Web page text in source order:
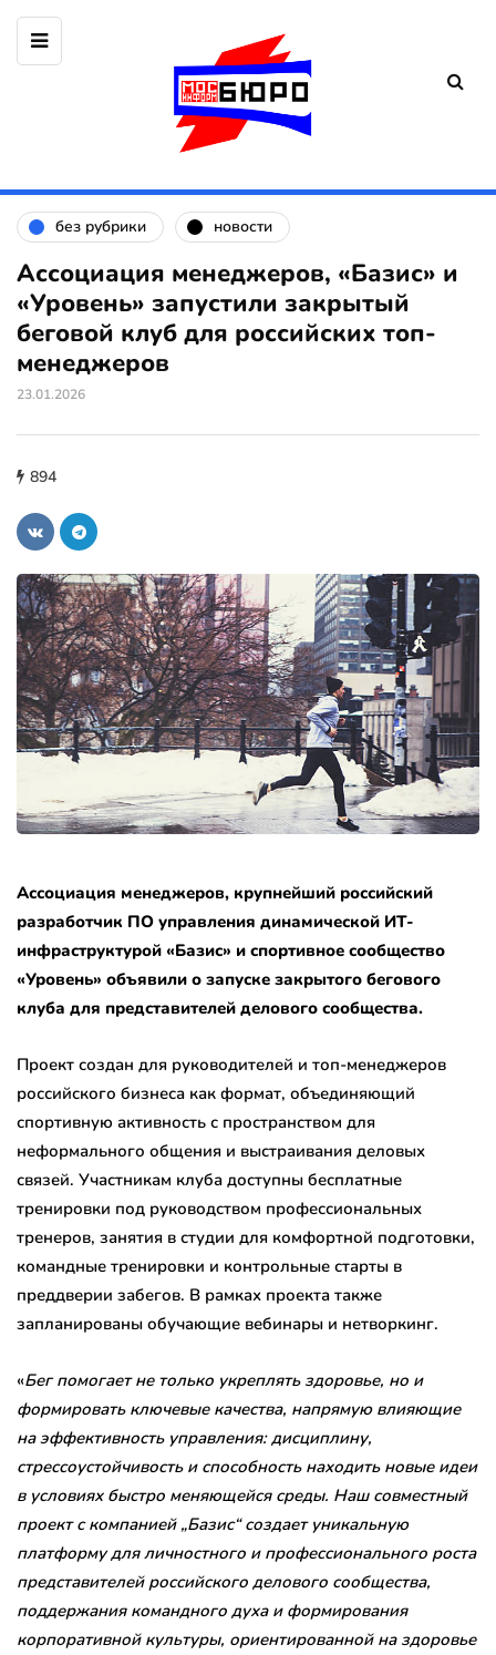
без рубрики новости
Ассоциация менеджеров, «Базис» и
«Уровень» запустили закрытый
беговой клуб для российских топ-
менеджеров
23.01.2026
894
Ассоциация менеджеров, крупнейший российский
разработчик ПО управления динамической ИТ-
инфраструктурой «Базис» и спортивное сообщество
«Уровень» объявили о запуске закрытого бегового
клуба для представителей делового сообщества.
Проект создан для руководителей и топ-менеджеров
российского бизнеса как формат, объединяющий
спортивную активность с пространством для
неформального общения и выстраивания деловых
связей. Участникам клуба доступны бесплатные
тренировки под руководством профессиональных
тренеров, занятия в студии для комфортной подготовки,
командные тренировки и контрольные старты в
преддверии забегов. В рамках проекта также
запланированы обучающие вебинары и нетворкинг.
«Бег помогает не только укреплять здоровье, но и
формировать ключевые качества, напрямую влияющие
на эффективность управления: дисциплину,
стрессоустойчивость и способность находить новые идеи
в условиях быстро меняющейся среды. Наш совместный
проект с компанией „Базис“ создает уникальную
платформу для личностного и профессионального роста
представителей российского делового сообщества,
поддержания командного духа и формирования
корпоративной культуры, ориентированной на здоровье